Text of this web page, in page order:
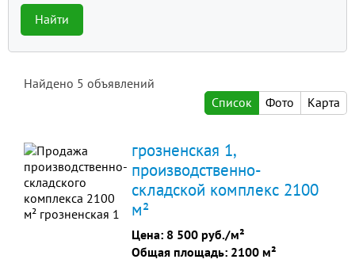
Найти
Найдено 5 объявлений
Список
Фото Карта
грозненская 1,
производственно-
складской комплекс 2100
м²
Цена: 8 500 руб./м²
Общая площадь: 2100 м²